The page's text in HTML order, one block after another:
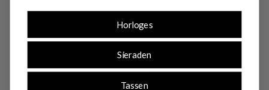
SALE10
Horloges
Sieraden
Tassen